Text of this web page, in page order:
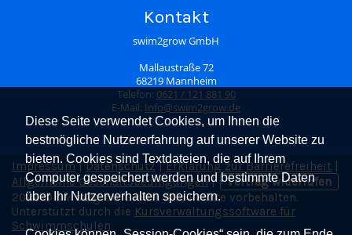
Diese Seite verwendet Cookies, um Ihnen die
bestmögliche Nutzererfahrung auf unserer Website zu
bieten. Cookies sind Textdateien, die auf Ihrem
Computer gespeichert werden und bestimmte Daten
über Ihr Nutzerverhalten speichern.
Kontakt
swim2grow GmbH
Mallaustraße 72
68219 Mannheim
Telefon: 0621 / 121 881 90
E-Mail: Info@swim2grow.de
Impressum|Datenschutz|Erklärung zur Barrierefreiheit
Allgemeine Geschäftsbedingungen|
Vertrag widerrufen
2026 © swim2grow GmbH. Alle Rechte vorbehalten.
Unterstützt durch die Kursverwaltungssoftware für
Schwimmschulen.